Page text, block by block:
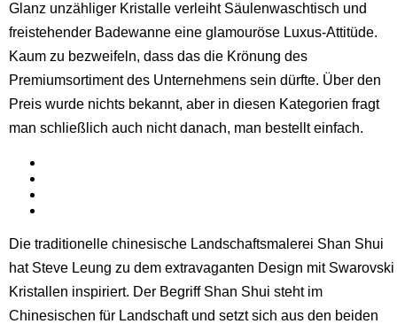
Glanz unzähliger Kristalle verleiht Säulenwaschtisch und
freistehender Badewanne eine glamouröse Luxus-Attitüde.
Kaum zu bezweifeln, dass das die Krönung des
Premiumsortiment des Unternehmens sein dürfte. Über den
Preis wurde nichts bekannt, aber in diesen Kategorien fragt
man schließlich auch nicht danach, man bestellt einfach.
Die traditionelle chinesische Landschaftsmalerei Shan Shui
hat Steve Leung zu dem extravaganten Design mit Swarovski
Kristallen inspiriert. Der Begriff Shan Shui steht im
Chinesischen für Landschaft und setzt sich aus den beiden